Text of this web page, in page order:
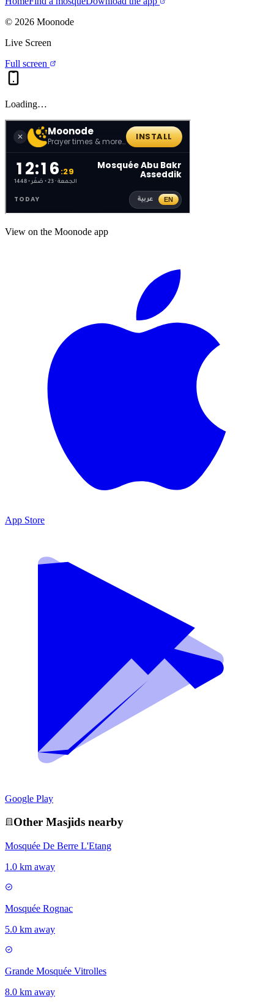
© 2026 Moonode
Live Screen
Full screen
Loading…
View on the Moonode app
App Store
Google Play
Other Masjids nearby
Mosquée De Berre L'Etang
1.0 km away
Mosquée Rognac
5.0 km away
Grande Mosquée Vitrolles
8.0 km away